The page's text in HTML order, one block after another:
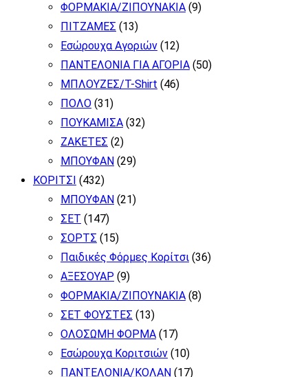
ΦΟΡΜΑΚΙΑ/ΖΙΠΟΥΝΑΚΙΑ (9)
ΠΙΤΖΑΜΕΣ (13)
Εσώρουχα Αγοριών (12)
ΠΑΝΤΕΛΟΝΙΑ ΓΙΑ ΑΓΟΡΙΑ (50)
ΜΠΛΟΥΖΕΣ/T-Shirt (46)
ΠΟΛΟ (31)
ΠΟΥΚΑΜΙΣΑ (32)
ΖΑΚΕΤΕΣ (2)
ΜΠΟΥΦΑΝ (29)
ΚΟΡΙΤΣΙ (432)
ΜΠΟΥΦΑΝ (21)
ΣΕΤ (147)
ΣΟΡΤΣ (15)
Παιδικές Φόρμες Κορίτσι (36)
ΑΞΕΣΟΥΑΡ (9)
ΦΟΡΜΑΚΙΑ/ΖΙΠΟΥΝΑΚΙΑ (8)
ΣΕΤ ΦΟΥΣΤΕΣ (13)
ΟΛΟΣΩΜΗ ΦΟΡΜΑ (17)
Εσώρουχα Κοριτσιών (10)
ΠΑΝΤΕΛΟΝΙΑ/ΚΟΛΑΝ (17)